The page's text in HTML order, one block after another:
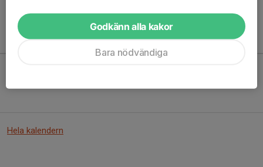
Kommande aktiviteter
Hela kalendern
Godkänn alla kakor
Bara nödvändiga